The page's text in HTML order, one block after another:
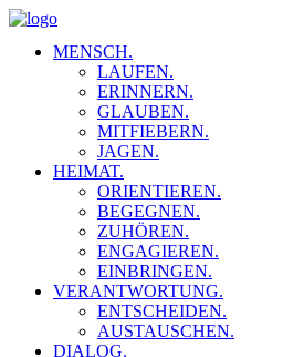
MENSCH.
LAUFEN.
ERINNERN.
GLAUBEN.
MITFIEBERN.
JAGEN.
HEIMAT.
ORIENTIEREN.
BEGEGNEN.
ZUHÖREN.
ENGAGIEREN.
EINBRINGEN.
VERANTWORTUNG.
ENTSCHEIDEN.
AUSTAUSCHEN.
DIALOG.